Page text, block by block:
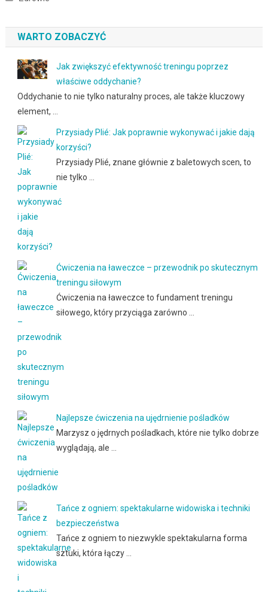
WARTO ZOBACZYĆ
Jak zwiększyć efektywność treningu poprzez
właściwe oddychanie?
Oddychanie to nie tylko naturalny proces, ale także kluczowy
element, …
Przysiady Plié: Jak poprawnie wykonywać i jakie dają
korzyści?
Przysiady Plié, znane głównie z baletowych scen, to
nie tylko …
Ćwiczenia na ławeczce – przewodnik po skutecznym
treningu siłowym
Ćwiczenia na ławeczce to fundament treningu
siłowego, który przyciąga zarówno …
Najlepsze ćwiczenia na ujędrnienie pośladków
Marzysz o jędrnych pośladkach, które nie tylko dobrze
wyglądają, ale …
Tańce z ogniem: spektakularne widowiska i techniki
bezpieczeństwa
Tańce z ogniem to niezwykle spektakularna forma
sztuki, która łączy …